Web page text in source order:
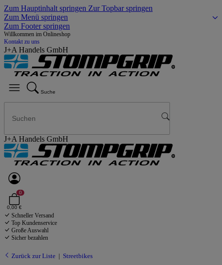
Zum Hauptinhalt springen Zur Topbar springen
Zum Menü springen
Zum Footer springen
Willkommen im Onlineshop
Kontakt zu uns
J+A Handels GmbH
Suche
J+A Handels GmbH
0
0,00 €
Schneller Versand
Top Kundenservice
Große Auswahl
Sicher bezahlen
Zurück zur Liste Streetbikes